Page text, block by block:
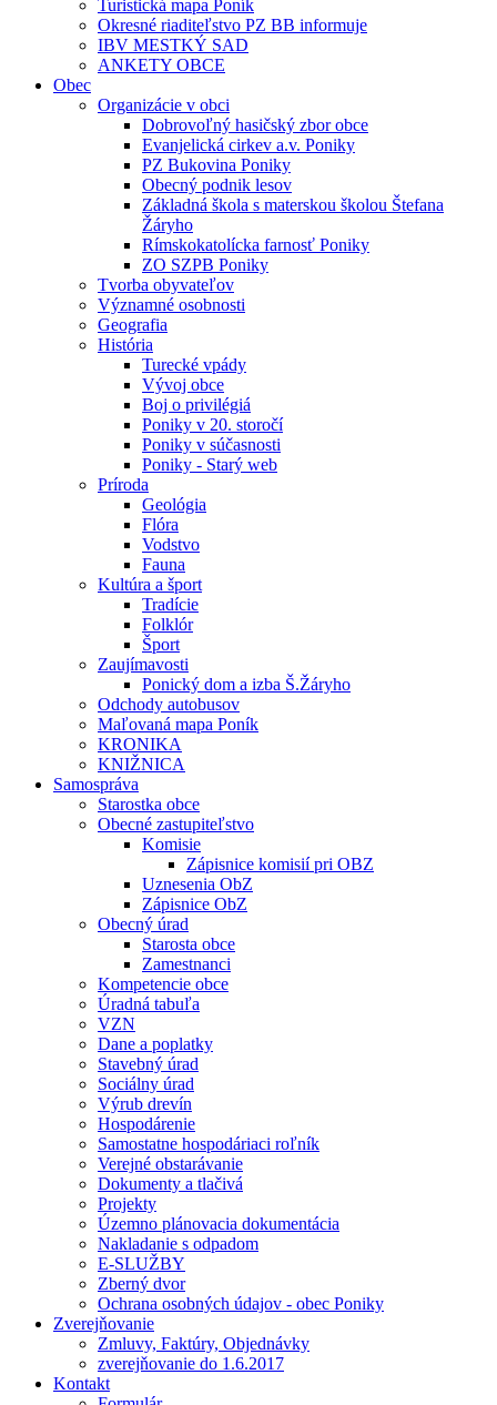
Turistická mapa Poník
Okresné riaditeľstvo PZ BB informuje
IBV MESTKÝ SAD
ANKETY OBCE
Obec
Organizácie v obci
Dobrovoľný hasičský zbor obce
Evanjelická cirkev a.v. Poniky
PZ Bukovina Poniky
Obecný podnik lesov
Základná škola s materskou školou Štefana
Žáryho
Rímskokatolícka farnosť Poniky
ZO SZPB Poniky
Tvorba obyvateľov
Významné osobnosti
Geografia
História
Turecké vpády
Vývoj obce
Boj o privilégiá
Poniky v 20. storočí
Poniky v súčasnosti
Poniky - Starý web
Príroda
Geológia
Flóra
Vodstvo
Fauna
Kultúra a šport
Tradície
Folklór
Šport
Zaujímavosti
Ponický dom a izba Š.Žáryho
Odchody autobusov
Maľovaná mapa Poník
KRONIKA
KNIŽNICA
Samospráva
Starostka obce
Obecné zastupiteľstvo
Komisie
Zápisnice komisií pri OBZ
Uznesenia ObZ
Zápisnice ObZ
Obecný úrad
Starosta obce
Zamestnanci
Kompetencie obce
Úradná tabuľa
VZN
Dane a poplatky
Stavebný úrad
Sociálny úrad
Výrub drevín
Hospodárenie
Samostatne hospodáriaci roľník
Verejné obstarávanie
Dokumenty a tlačivá
Projekty
Územno plánovacia dokumentácia
Nakladanie s odpadom
E-SLUŽBY
Zberný dvor
Ochrana osobných údajov - obec Poniky
Zverejňovanie
Zmluvy, Faktúry, Objednávky
zverejňovanie do 1.6.2017
Kontakt